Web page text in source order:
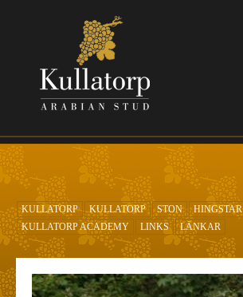
KULLATORP KULLATORP STON HINGSTAR
KULLATORP ACADEMY
LINKS LÄNKAR